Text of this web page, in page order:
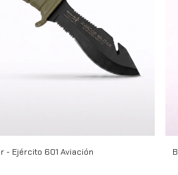
- Ejército 601 Aviación